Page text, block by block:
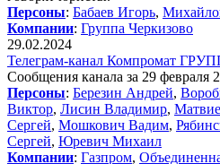
Персоны: Бабаев Игорь,
Компании: Группа Черкизово
29.02.2024
Телеграм-канал Компромат
Сообщения канала за 29 февраля
Персоны: Березин Андрей,
Виктор, Лисин Владимир,
Сергей, Мошкович Вадим,
Сергей, Юревич Михаил
Компании: Газпром,